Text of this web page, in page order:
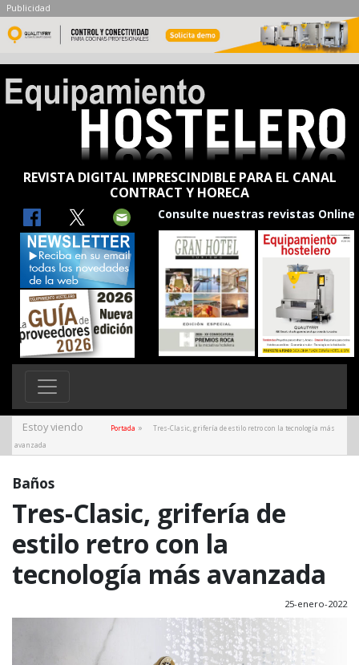
Publicidad
REVISTA DIGITAL IMPRESCINDIBLE PARA EL CANAL
CONTRACT Y HORECA
Consulte nuestras revistas Online
Estoy viendo Portada »
Tres-Clasic, grifería de estilo retro con la tecnología más
avanzada
Baños
Tres-Clasic, grifería de
estilo retro con la
tecnología más avanzada
25-enero-2022